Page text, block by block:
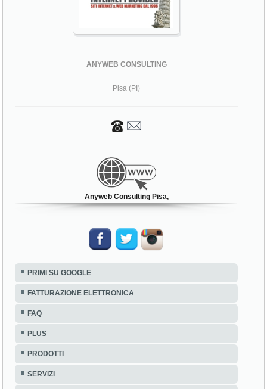
ANYWEB CONSULTING
Pisa (PI)
Anyweb Consulting Pisa,
PRIMI SU GOOGLE
FATTURAZIONE ELETTRONICA
FAQ
PLUS
PRODOTTI
SERVIZI